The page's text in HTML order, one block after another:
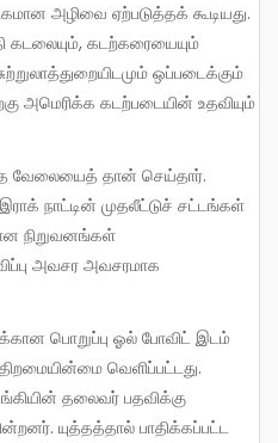
அழிவை ஏற்படுத்தக் கூடியது.
கடலையும், கடற்கரையையும்
ஒப்படைக்கும்
அமெரிக்க கடற்படையின் உதவியும்
நாட்டின் முதலீட்டுச் சட்டங்கள்
நிறுவனங்கள்
அவசர அவசரமாக
வெளிப்பட்டது.
தலைவர் பதவிக்கு
யுத்தத்தால் பாதிக்கப்பட்ட